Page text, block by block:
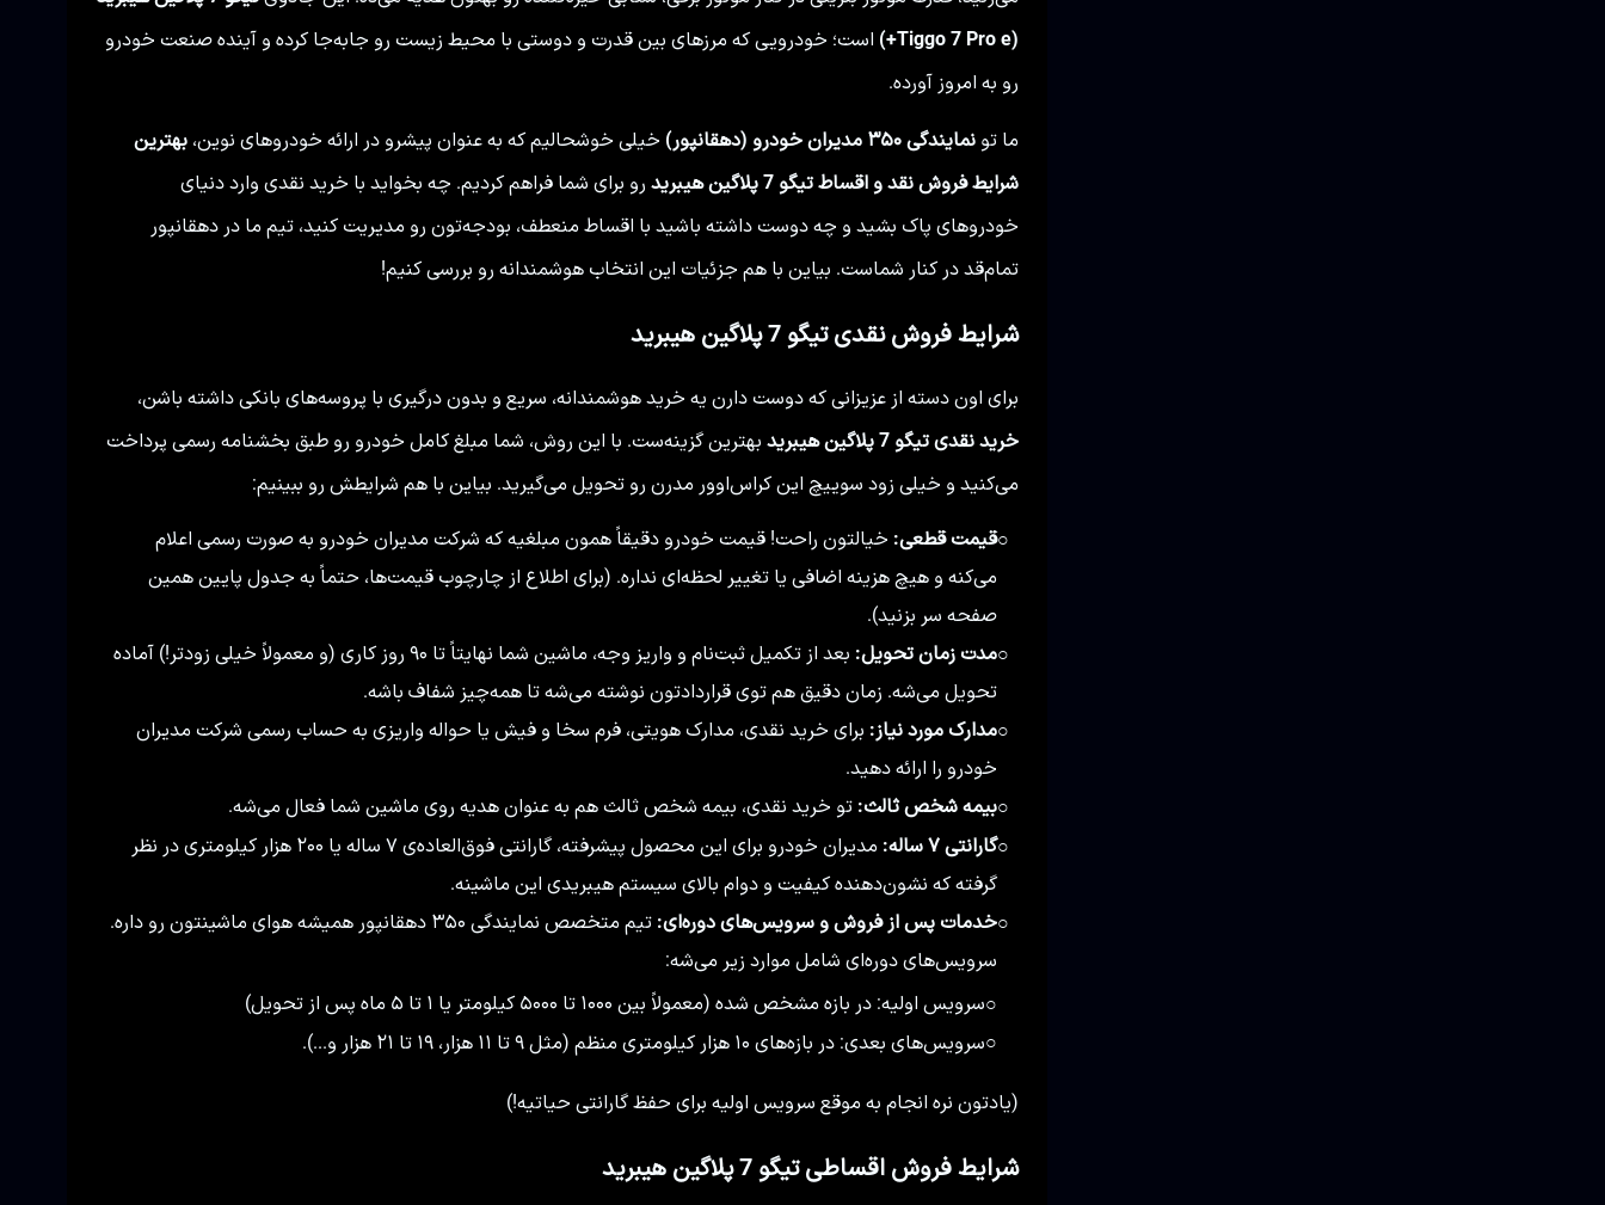
(Tiggo 7 Pro e+)
است؛ خودرویی که مرزهای بین قدرت و دوستی با محیط زیست رو جابه‌جا کرده و آینده صنعت خودرو
رو به امروز آورده.
ما تو نمایندگی ۳۵۰ مدیران خودرو (دهقانپور) خیلی خوشحالیم که به عنوان پیشرو در ارائه خودروهای نوین، بهترین
شرایط فروش نقد و اقساط تیگو 7 پلاگین هیبرید
رو برای شما فراهم کردیم. چه بخواید با خرید نقدی وارد دنیای
خودروهای پاک بشید و چه دوست داشته باشید با اقساط منعطف، بودجه‌تون رو مدیریت کنید، تیم ما در دهقانپور
تمام‌قد در کنار شماست. بیاین با هم جزئیات این انتخاب هوشمندانه رو بررسی کنیم!
شرایط فروش نقدی تیگو 7 پلاگین هیبرید
برای اون دسته از عزیزانی که دوست دارن یه خرید هوشمندانه، سریع و بدون درگیری با پروسه‌های بانکی داشته باشن،
خرید نقدی تیگو 7 پلاگین هیبرید
بهترین گزینه‌ست. با این روش، شما مبلغ کامل خودرو رو طبق بخشنامه رسمی پرداخت
می‌کنید و خیلی زود سوییچ این کراس‌اوور مدرن رو تحویل می‌گیرید. بیاین با هم شرایطش رو ببینیم:
○قیمت قطعی: خیالتون راحت! قیمت خودرو دقیقاً همون مبلغیه که شرکت مدیران خودرو به صورت رسمی اعلام
می‌کنه و هیچ هزینه اضافی یا تغییر لحظه‌ای نداره. (برای اطلاع از چارچوب قیمت‌ها، حتماً به جدول پایین همین
صفحه سر بزنید).
○مدت زمان تحویل:
بعد از تکمیل ثبت‌نام و واریز وجه، ماشین شما نهایتاً تا ۹۰ روز کاری (و معمولاً خیلی زودتر!) آماده
تحویل می‌شه. زمان دقیق هم توی قراردادتون نوشته می‌شه تا همه‌چیز شفاف باشه.
○مدارک مورد نیاز: برای خرید نقدی، مدارک هویتی، فرم سخا و فیش یا حواله واریزی به حساب رسمی شرکت مدیران
خودرو را ارائه دهید.
○بیمه شخص ثالث: تو خرید نقدی، بیمه شخص ثالث هم به عنوان هدیه روی ماشین شما فعال می‌شه.
○گارانتی ۷ ساله:
مدیران خودرو برای این محصول پیشرفته، گارانتی فوق‌العاده‌ی ۷ ساله یا ۲۰۰ هزار کیلومتری در نظر
گرفته که نشون‌دهنده کیفیت و دوام بالای سیستم هیبریدی این ماشینه.
○خدمات پس از فروش و سرویس‌های دوره‌ای:
تیم متخصص نمایندگی ۳۵۰ دهقانپور همیشه هوای ماشینتون رو داره.
سرویس‌های دوره‌ای شامل موارد زیر می‌شه:
○سرویس اولیه: در بازه مشخص شده (معمولاً بین ۱۰۰۰ تا ۵۰۰۰ کیلومتر یا ۱ تا ۵ ماه پس از تحویل)
○سرویس‌های بعدی: در بازه‌های ۱۰ هزار کیلومتری منظم (مثل ۹ تا ۱۱ هزار، ۱۹ تا ۲۱ هزار و...).
(یادتون نره انجام به موقع سرویس اولیه برای حفظ گارانتی حیاتیه!)
شرایط فروش اقساطی تیگو 7 پلاگین هیبرید